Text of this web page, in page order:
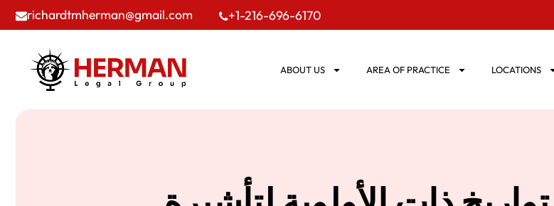
richardtmherman@gmail.com +1-216-696-6170
ABOUT US AREA OF PRACTICE LOCATIONS